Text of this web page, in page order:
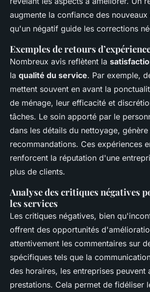
augmente la confiance des
qu'un négatif guide les corrections
Exemples de retours
Nombreux avis reflètent la
la qualité du service. Par exemple,
mettent souvent en avant la
de ménage, leur efficacité et
tâches. Le soin apporté par le
dans les détails du nettoyage, génère
recommandations. Ces expériences
renforcent la réputation d'une
plus de clients.
Analyse des critiques négatives
les services
Les critiques négatives, bien
offrent des opportunités
attentivement les commentaires sur
spécifiques tels que la
des horaires, les entreprises peuvent
prestations. Cela permet de fidéliser